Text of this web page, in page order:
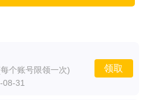
个账号限领一次)
31
领取